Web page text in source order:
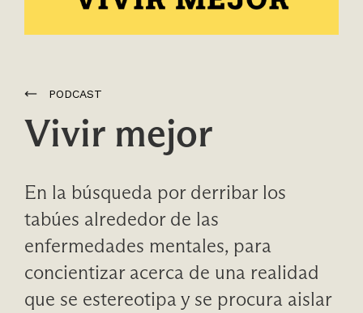
PODCAST
Vivir mejor
En la búsqueda por derribar los
tabúes alrededor de las
enfermedades mentales, para
concientizar acerca de una realidad
que se estereotipa y se procura aislar